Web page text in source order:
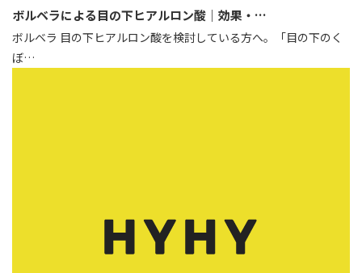
ボルベラによる目の下ヒアルロン酸｜効果・…
ボルベラ 目の下ヒアルロン酸を検討している方へ。「目の下のく
ぼ…